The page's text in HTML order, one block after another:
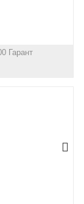
Гарант